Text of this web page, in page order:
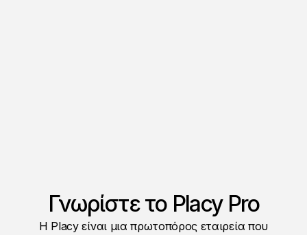
Γνωρίστε το Placy Pro
Η Placy είναι μια πρωτοπόρος εταιρεία που